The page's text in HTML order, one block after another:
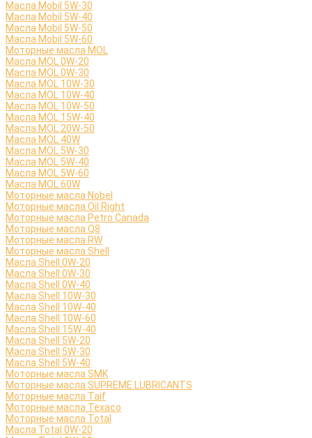
Масла Mobil 5W-30
Масла Mobil 5W-40
Масла Mobil 5W-50
Масла Mobil 5W-60
Моторные масла MOL
Масла MOL 0W-20
Масла MOL 0W-30
Масла MOL 10W-30
Масла MOL 10W-40
Масла MOL 10W-50
Масла MOL 15W-40
Масла MOL 20W-50
Масла MOL 40W
Масла MOL 5W-30
Масла MOL 5W-40
Масла MOL 5W-60
Масла MOL 60W
Моторные масла Nobel
Моторные масла Oil Right
Моторные масла Petro Canada
Моторные масла Q8
Моторные масла RW
Моторные масла Shell
Масла Shell 0W-20
Масла Shell 0W-30
Масла Shell 0W-40
Масла Shell 10W-30
Масла Shell 10W-40
Масла Shell 10W-60
Масла Shell 15W-40
Масла Shell 5W-20
Масла Shell 5W-30
Масла Shell 5W-40
Моторные масла SMK
Моторные масла SUPREME LUBRICANTS
Моторные масла Taif
Моторные масла Texaco
Моторные масла Total
Масла Total 0W-20